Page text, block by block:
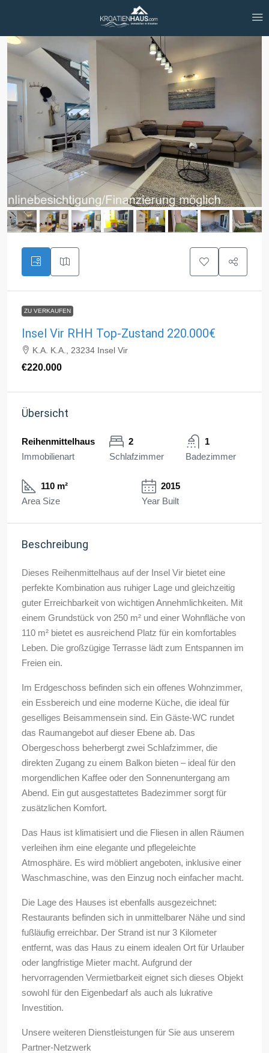
ZU VERKAUFEN
Insel Vir RHH Top-Zustand 220.000€
K.A. K.A., 23234 Insel Vir
€220.000
Übersicht
Reihenmittelhaus
Immobilienart
2
Schlafzimmer
1
Badezimmer
110 m²
Area Size
2015
Year Built
Beschreibung
Dieses Reihenmittelhaus auf der Insel Vir bietet eine
perfekte Kombination aus ruhiger Lage und gleichzeitig
guter Erreichbarkeit von wichtigen Annehmlichkeiten. Mit
einem Grundstück von 250 m² und einer Wohnfläche von
110 m² bietet es ausreichend Platz für ein komfortables
Leben. Die großzügige Terrasse lädt zum Entspannen im
Freien ein.
Im Erdgeschoss befinden sich ein offenes Wohnzimmer,
ein Essbereich und eine moderne Küche, die ideal für
geselliges Beisammensein sind. Ein Gäste-WC rundet
das Raumangebot auf dieser Ebene ab. Das
Obergeschoss beherbergt zwei Schlafzimmer, die
direkten Zugang zu einem Balkon bieten – ideal für den
morgendlichen Kaffee oder den Sonnenuntergang am
Abend. Ein gut ausgestattetes Badezimmer sorgt für
zusätzlichen Komfort.
Das Haus ist klimatisiert und die Fliesen in allen Räumen
verleihen ihm eine elegante und pflegeleichte
Atmosphäre. Es wird möbliert angeboten, inklusive einer
Waschmaschine, was den Einzug noch einfacher macht.
Die Lage des Hauses ist ebenfalls ausgezeichnet:
Restaurants befinden sich in unmittelbarer Nähe und sind
fußläufig erreichbar. Der Strand ist nur 3 Kilometer
entfernt, was das Haus zu einem idealen Ort für Urlauber
oder langfristige Mieter macht. Aufgrund der
hervorragenden Vermietbarkeit eignet sich dieses Objekt
sowohl für den Eigenbedarf als auch als lukrative
Investition.
Unsere weiteren Dienstleistungen für Sie aus unserem
Partner-Netzwerk